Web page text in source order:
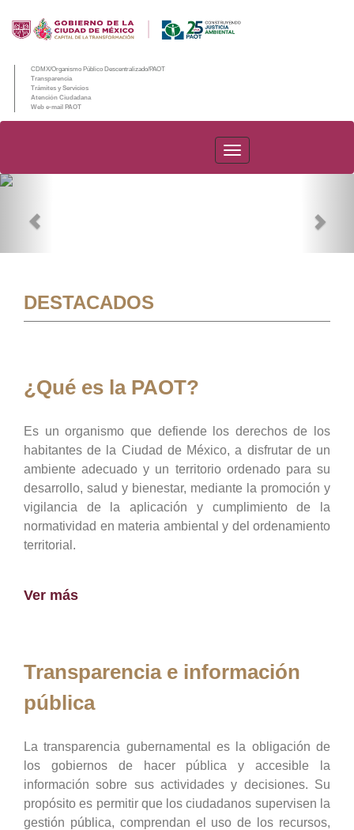
CDMX/Organismo Público Descentralizado/PAOT
Transparencia
Trámites y Servicios
Atención Ciudadana
Web e-mail PAOT
PAOT
DESTACADOS
¿Qué es la PAOT?
Es un organismo que defiende los derechos de los
habitantes de la Ciudad de México, a disfrutar de un
ambiente adecuado y un territorio ordenado para su
desarrollo, salud y bienestar, mediante la promoción y
vigilancia de la aplicación y cumplimiento de la
normatividad en materia ambiental y del ordenamiento
territorial.
Ver más
Transparencia e información
pública
La transparencia gubernamental es la obligación de
los gobiernos de hacer pública y accesible la
información sobre sus actividades y decisiones. Su
propósito es permitir que los ciudadanos supervisen la
gestión pública, comprendan el uso de los recursos,